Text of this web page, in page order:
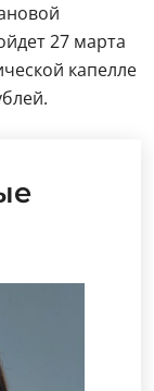
27 марта
капелле